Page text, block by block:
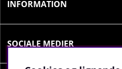
INFORMATION
SOCIALE MEDIER